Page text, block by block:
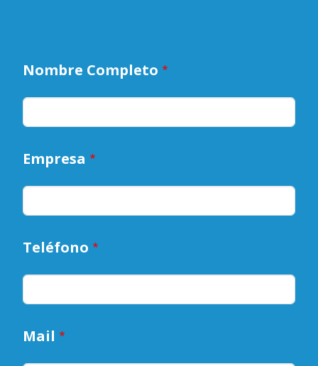
Nombre Completo
Empresa
Teléfono
Mail